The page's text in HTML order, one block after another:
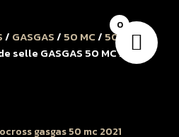
/ GASGAS/ 50 MC/ 50 MC
selle GASGAS 50 MC 2021 -
0